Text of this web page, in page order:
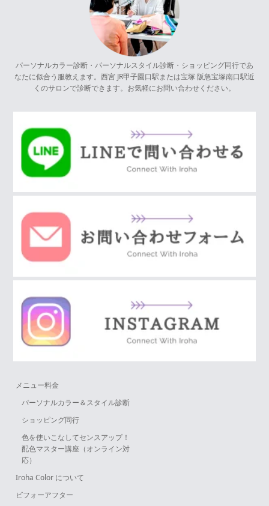
パーソナルカラー診断・パーソナルスタイル診断・ショッピング同行であ
なたに似合う服教えます。西宮 JR甲子園口駅または宝塚 阪急宝塚南口駅近
くのサロンで診断できます。お気軽にお問い合わせください。
メニュー料金
パーソナルカラー＆スタイル診断
ショッピング同行
色を使いこなしてセンスアップ！
配色マスター講座（オンライン対
応）
Iroha Color について
ビフォーアフター